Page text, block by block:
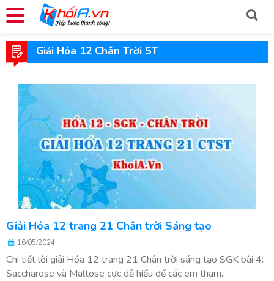
Giải Hóa 12 Chân Trời ST
Giải Hóa 12 trang 21 Chân trời Sáng tạo
16/05/2024
Chi tiết lời giải Hóa 12 trang 21 Chân trời sáng tạo SGK bài 4:
Saccharose và Maltose cực dễ hiểu để các em tham...